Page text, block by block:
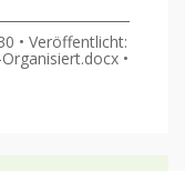
• Veröffentlicht:
•